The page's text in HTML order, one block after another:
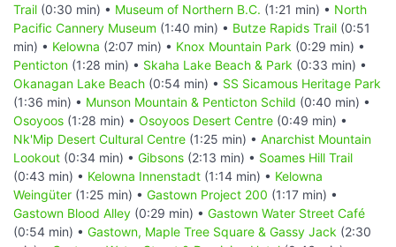
Trail (0:30 min) • Museum of Northern B.C. (1:21 min) • North
Pacific Cannery Museum (1:40 min) • Butze Rapids Trail (0:51
min) • Kelowna (2:07 min) • Knox Mountain Park (0:29 min) •
Penticton (1:28 min) • Skaha Lake Beach & Park (0:33 min) •
Okanagan Lake Beach (0:54 min) • SS Sicamous Heritage Park
(1:36 min) • Munson Mountain & Penticton Schild (0:40 min) •
Osoyoos (1:28 min) • Osoyoos Desert Centre (0:49 min) •
Nk'Mip Desert Cultural Centre (1:25 min) • Anarchist Mountain
Lookout (0:34 min) • Gibsons (2:13 min) • Soames Hill Trail
(0:43 min) • Kelowna Innenstadt (1:14 min) • Kelowna
Weingüter (1:25 min) • Gastown Project 200 (1:17 min) •
Gastown Blood Alley (0:29 min) • Gastown Water Street Café
(0:54 min) • Gastown, Maple Tree Square & Gassy Jack (2:30